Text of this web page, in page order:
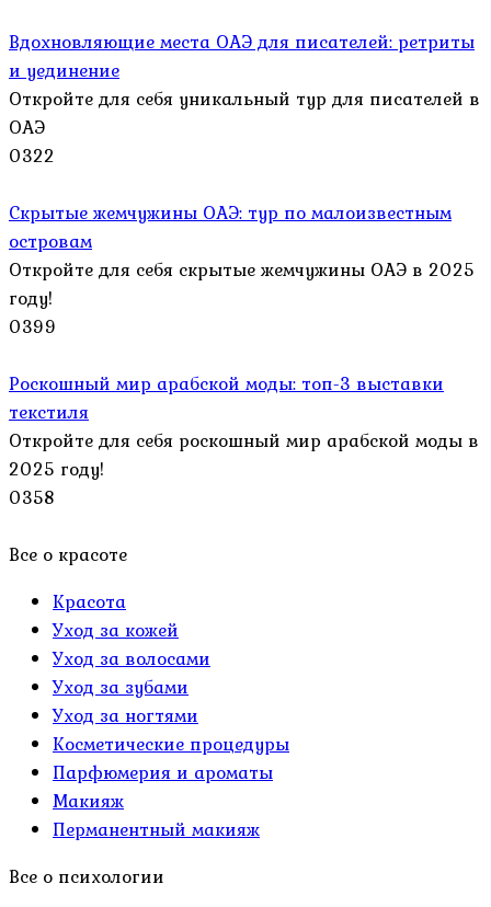
Вдохновляющие места ОАЭ для писателей: ретриты
и уединение
Откройте для себя уникальный тур для писателей в
ОАЭ
0322
Скрытые жемчужины ОАЭ: тур по малоизвестным
островам
Откройте для себя скрытые жемчужины ОАЭ в 2025
году!
0399
Роскошный мир арабской моды: топ-3 выставки
текстиля
Откройте для себя роскошный мир арабской моды в
2025 году!
0358
Все о красоте
Красота
Уход за кожей
Уход за волосами
Уход за зубами
Уход за ногтями
Косметические процедуры
Парфюмерия и ароматы
Макияж
Перманентный макияж
Все о психологии